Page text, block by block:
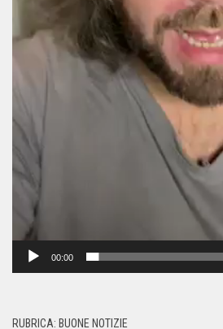
00:00
RUBRICA: BUONE NOTIZIE